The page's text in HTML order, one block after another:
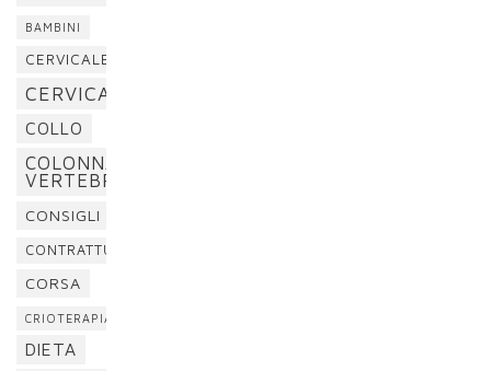
BAMBINI
CERVICALE
CERVICALGIA
COLLO
COLONNA
VERTEBRALE
CONSIGLI
CONTRATTURA
CORSA
CRIOTERAPIA
DIETA